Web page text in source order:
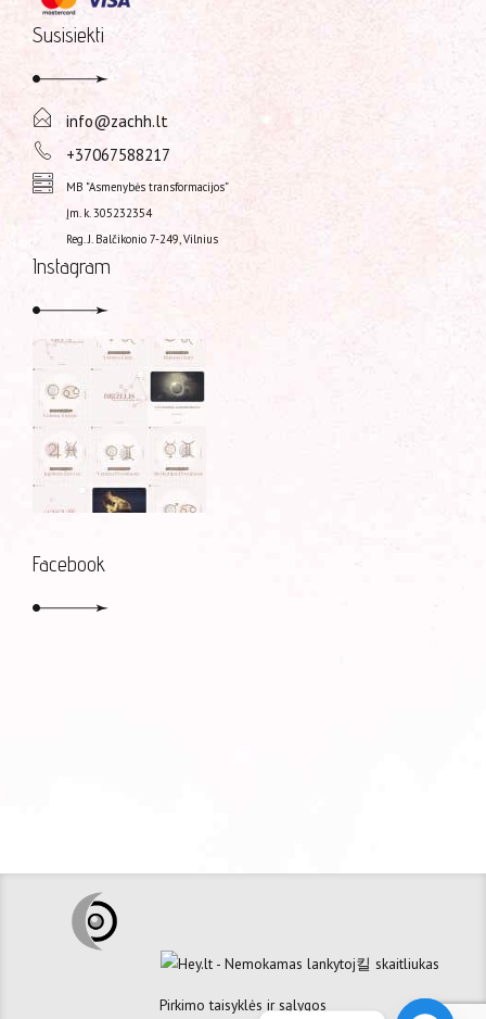
Susisiekti
info@zachh.lt
+37067588217
MB "Asmenybės transformacijos”
Įm. k. 305232354
Reg. J. Balčikonio 7-249, Vilnius
Instagram
Facebook
Pirkimo taisyklės ir sąlygos